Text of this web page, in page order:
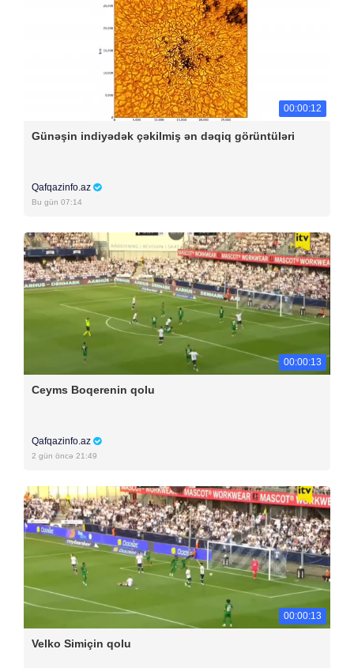
00:00:12
Günəşin indiyədək çəkilmiş ən dəqiq görüntüləri
Qafqazinfo.az
Bu gün 07:14
00:00:13
Ceyms Boqerenin qolu
Qafqazinfo.az
2 gün öncə 21:49
00:00:13
Velko Simiçin qolu